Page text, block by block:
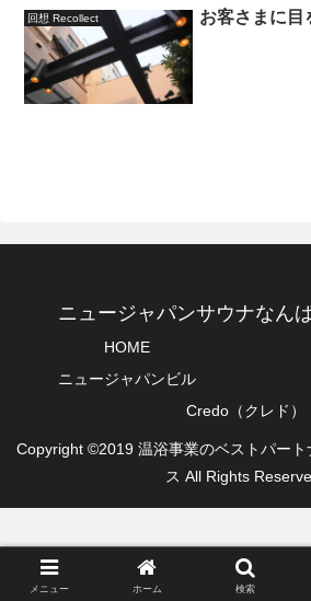
回想 Recollect お客さまに目
ニュージャパンサウナなん
HOME
ニュージャパンビル
Credo（クレド）
Copyright ©2019 温浴事業のベストパー
ス All Rights
メニュー ホーム 検索